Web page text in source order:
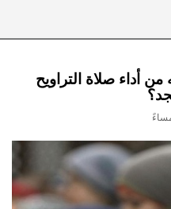
أداء صلاة التراويح